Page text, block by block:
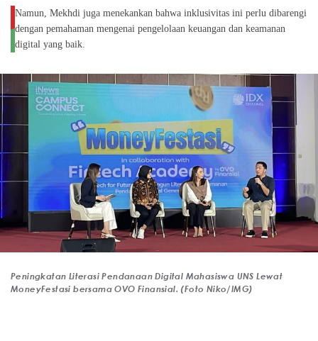
Namun, Mekhdi juga menekankan bahwa inklusivitas ini perlu dibarengi
dengan pemahaman mengenai pengelolaan keuangan dan keamanan
digital yang baik.
Peningkatan Literasi Pendanaan Digital Mahasiswa UNS Lewat
MoneyFestasi bersama OVO Finansial. (Foto Niko/IMG)